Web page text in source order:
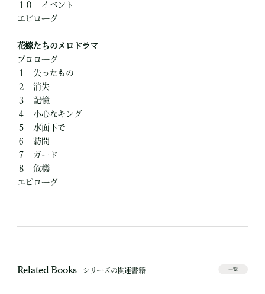
１０ イベント
エピローグ
花嫁たちのメロドラマ
プロローグ
１ 失ったもの
２ 消失
３ 記憶
４ 小心なキング
５ 水面下で
６ 訪問
７ ガード
８ 危機
エピローグ
Related Books シリーズの関連書籍 一覧